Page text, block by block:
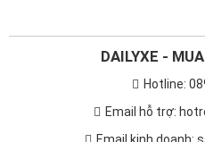
DAILYXE -
Hotline:
Email hỗ trợ:
Email kinh doanh: